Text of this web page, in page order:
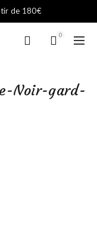
de 180€
0
Noir-gard-